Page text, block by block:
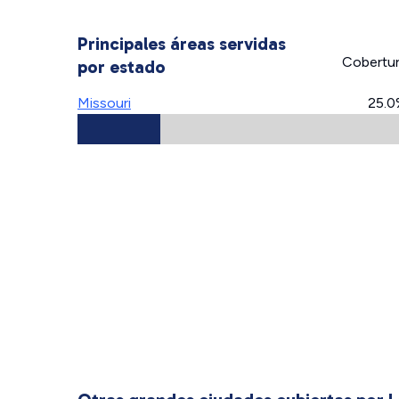
Principales áreas servidas
por estado
Missouri